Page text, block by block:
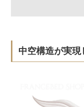
中空構造が実